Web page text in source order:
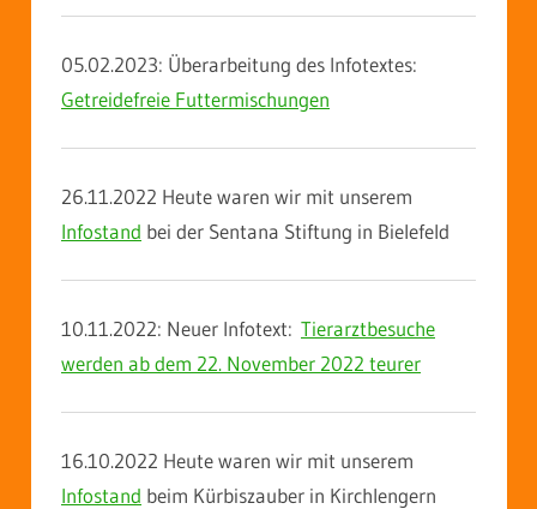
05.02.2023: Überarbeitung des Infotextes:
Getreidefreie Futtermischungen
26.11.2022 Heute waren wir mit unserem
Infostand bei der Sentana Stiftung in Bielefeld
10.11.2022: Neuer Infotext: Tierarztbesuche
werden ab dem 22. November 2022 teurer
16.10.2022 Heute waren wir mit unserem
Infostand beim Kürbiszauber in Kirchlengern